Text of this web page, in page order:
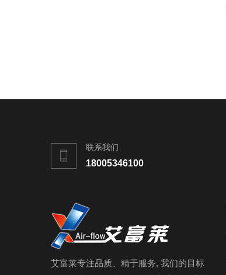
联系我们
18005346100
艾富莱专注品质、精于服务, 我们的目标